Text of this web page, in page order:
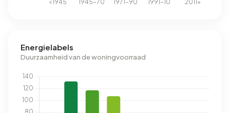
Energielabels
Duurzaamheid van de woningvoorraad